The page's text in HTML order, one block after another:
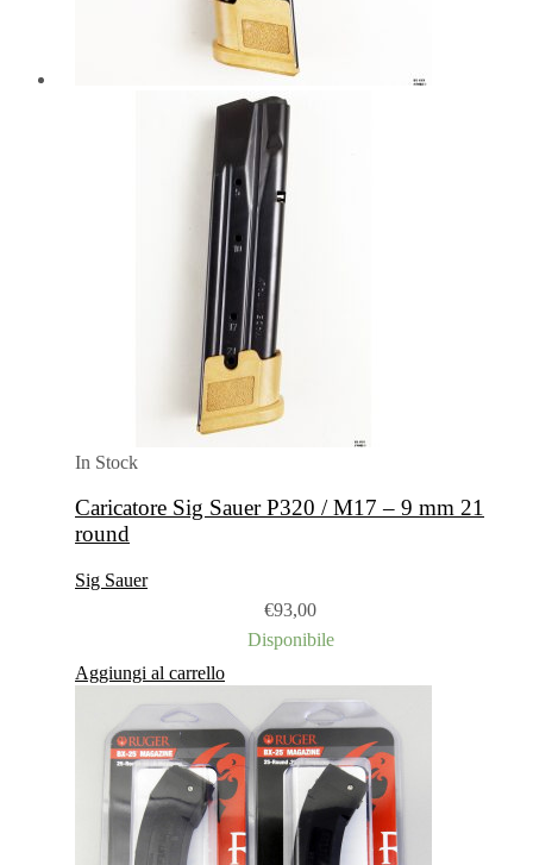
In Stock
Caricatore Sig Sauer P320 / M17 – 9 mm 21
round
Sig Sauer
€93,00
Disponibile
Aggiungi al carrello